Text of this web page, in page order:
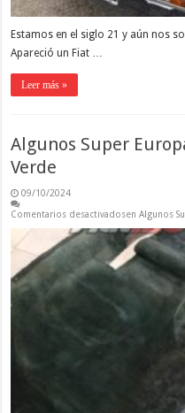
Estamos en el siglo 21 y aún nos
Apareció un Fiat …
Leer más »
Algunos Super
Verde
09/10/2024
Comentarios desactivadosen Algunos